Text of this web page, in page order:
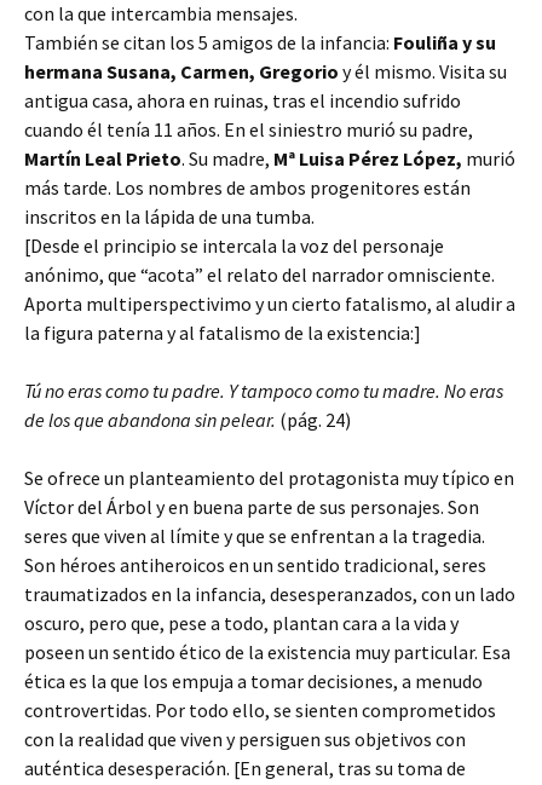
con la que intercambia mensajes.
También se citan los 5 amigos de la infancia: Fouliña y su
hermana Susana, Carmen, Gregorio y él mismo. Visita su
antigua casa, ahora en ruinas, tras el incendio sufrido
cuando él tenía 11 años. En el siniestro murió su padre,
Martín Leal Prieto. Su madre, Mª Luisa Pérez López, murió
más tarde. Los nombres de ambos progenitores están
inscritos en la lápida de una tumba.
[Desde el principio se intercala la voz del personaje
anónimo, que “acota” el relato del narrador omnisciente.
Aporta multiperspectivimo y un cierto fatalismo, al aludir a
la figura paterna y al fatalismo de la existencia:]
Tú no eras como tu padre. Y tampoco como tu madre. No eras
de los que abandona sin pelear. (pág. 24)
Se ofrece un planteamiento del protagonista muy típico en
Víctor del Árbol y en buena parte de sus personajes. Son
seres que viven al límite y que se enfrentan a la tragedia.
Son héroes antiheroicos en un sentido tradicional, seres
traumatizados en la infancia, desesperanzados, con un lado
oscuro, pero que, pese a todo, plantan cara a la vida y
poseen un sentido ético de la existencia muy particular. Esa
ética es la que los empuja a tomar decisiones, a menudo
controvertidas. Por todo ello, se sienten comprometidos
con la realidad que viven y persiguen sus objetivos con
auténtica desesperación. [En general, tras su toma de